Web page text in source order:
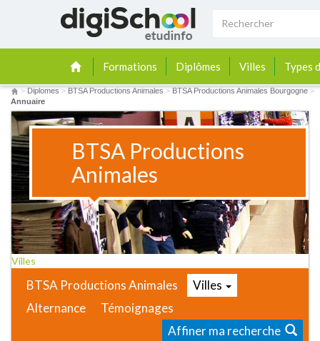
Formations Diplômes Villes Types
> Diplomes > BTSA Productions Animales > BTSA Productions Animales Bourgogne >
Annuaire
BTSA Productions
Animales
Villes
BTSA Productions Animales
Villes
Alternance
Témoignages
Affiner ma recherche